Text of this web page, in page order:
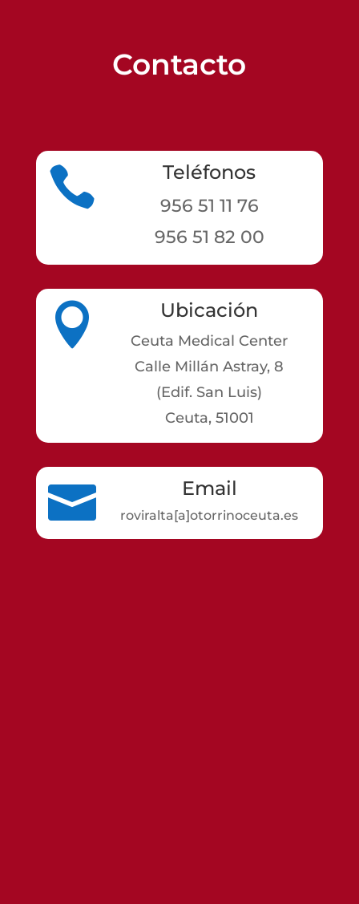
Contacto
 Teléfonos
956 51 11 76
956 51 82 00
 Ubicación
Ceuta Medical Center
Calle Millán Astray, 8
(Edif. San Luis)
Ceuta, 51001
 Email
roviralta[a]otorrinoceuta.es